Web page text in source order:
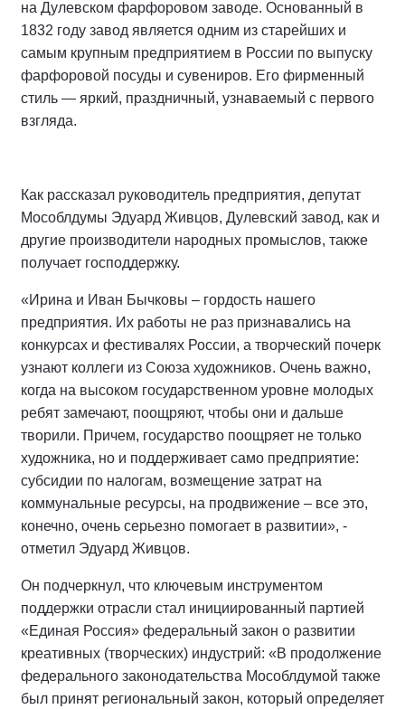
на Дулевском фарфоровом заводе. Основанный в
1832 году завод является одним из старейших и
самым крупным предприятием в России по выпуску
фарфоровой посуды и сувениров. Его фирменный
стиль — яркий, праздничный, узнаваемый с первого
взгляда.
Как рассказал руководитель предприятия, депутат
Мособлдумы Эдуард Живцов, Дулевский завод, как и
другие производители народных промыслов, также
получает господдержку.
«Ирина и Иван Бычковы – гордость нашего
предприятия. Их работы не раз признавались на
конкурсах и фестивалях России, а творческий почерк
узнают коллеги из Союза художников. Очень важно,
когда на высоком государственном уровне молодых
ребят замечают, поощряют, чтобы они и дальше
творили. Причем, государство поощряет не только
художника, но и поддерживает само предприятие:
субсидии по налогам, возмещение затрат на
коммунальные ресурсы, на продвижение – все это,
конечно, очень серьезно помогает в развитии», -
отметил Эдуард Живцов.
Он подчеркнул, что ключевым инструментом
поддержки отрасли стал инициированный партией
«Единая Россия» федеральный закон о развитии
креативных (творческих) индустрий: «В продолжение
федерального законодательства Мособлдумой также
был принят региональный закон, который определяет